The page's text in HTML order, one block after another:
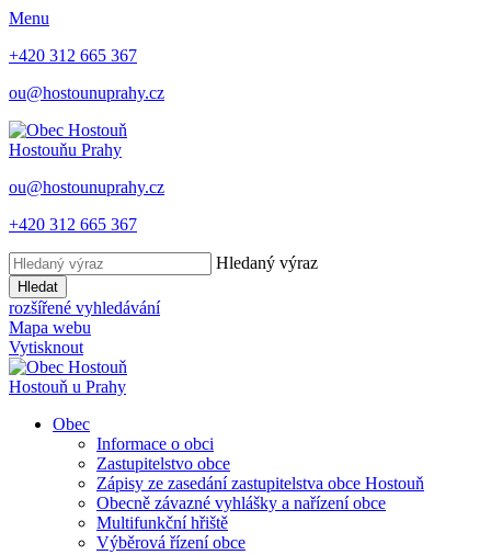
Menu
+420 312 665 367
ou@hostounuprahy.cz
Hostouňu Prahy
ou@hostounuprahy.cz
+420 312 665 367
Hledaný výraz
Hledat
rozšířené vyhledávání
Mapa webu
Vytisknout
Hostouň u Prahy
Obec
Informace o obci
Zastupitelstvo obce
Zápisy ze zasedání zastupitelstva obce Hostouň
Obecně závazné vyhlášky a nařízení obce
Multifunkční hřiště
Výběrová řízení obce